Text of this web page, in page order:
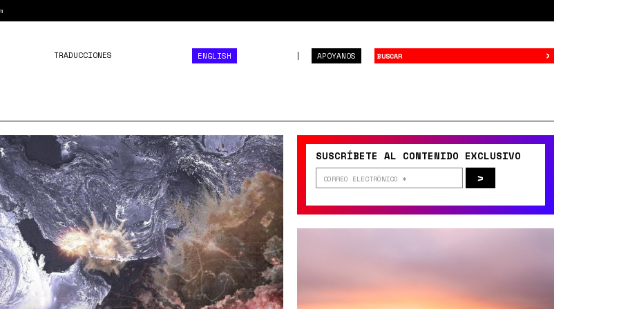
APÓYANOS
TRADUCCIONES ENGLISH ›
SUSCRÍBETE AL CONTENIDO EXCLUSIVO
>